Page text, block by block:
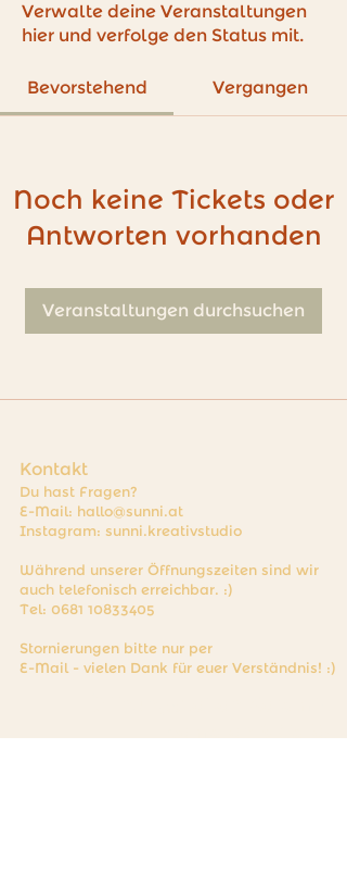
Verwalte deine Veranstaltungen
hier und verfolge den Status mit.
Bevorstehend Vergangen
Noch keine Tickets oder
Antworten vorhanden
Veranstaltungen durchsuchen
Kontakt
Du hast Fragen?
E-Mail: hallo@sunni.at
Instagram: sunni.kreativstudio
Während unserer Öffnungszeiten sind wir
auch telefonisch erreichbar. :)
Tel: 0681 10833405
Stornierungen bitte nur per
E-Mail - vielen Dank für euer Verständnis! :)